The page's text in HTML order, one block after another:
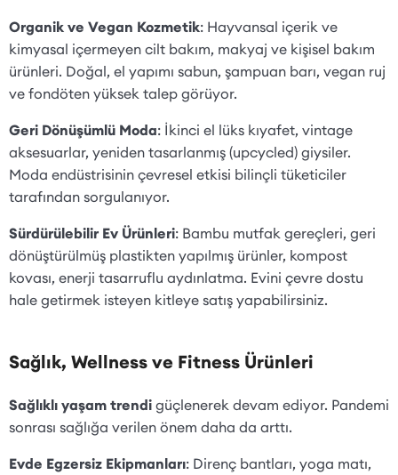
Organik ve Vegan Kozmetik: Hayvansal içerik ve
kimyasal içermeyen cilt bakım, makyaj ve kişisel bakım
ürünleri. Doğal, el yapımı sabun, şampuan barı, vegan ruj
ve fondöten yüksek talep görüyor.
Geri Dönüşümlü Moda: İkinci el lüks kıyafet, vintage
aksesuarlar, yeniden tasarlanmış (upcycled) giysiler.
Moda endüstrisinin çevresel etkisi bilinçli tüketiciler
tarafından sorgulanıyor.
Sürdürülebilir Ev Ürünleri: Bambu mutfak gereçleri, geri
dönüştürülmüş plastikten yapılmış ürünler, kompost
kovası, enerji tasarruflu aydınlatma. Evini çevre dostu
hale getirmek isteyen kitleye satış yapabilirsiniz.
Sağlık, Wellness ve Fitness Ürünleri
Sağlıklı yaşam trendi güçlenerek devam ediyor. Pandemi
sonrası sağlığa verilen önem daha da arttı.
Evde Egzersiz Ekipmanları: Direnç bantları, yoga matı,